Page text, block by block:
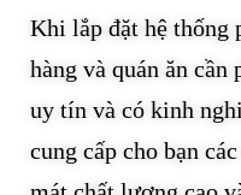
Khi lắp đặt hệ thống
hàng và quán ăn cần
uy tín và có kinh
cung cấp cho bạn